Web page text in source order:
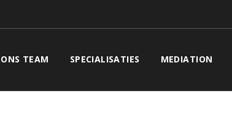
ONS TEAM SPECIALISATIES MEDIATION